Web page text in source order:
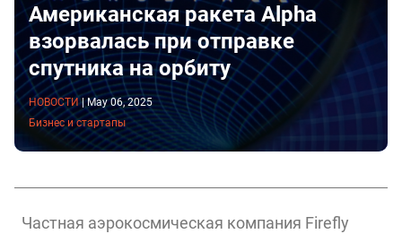
Американская ракета Alpha
взорвалась при отправке
спутника на орбиту
НОВОСТИ | May 06, 2025
Бизнес и стартапы
Частная аэрокосмическая компания Firefly